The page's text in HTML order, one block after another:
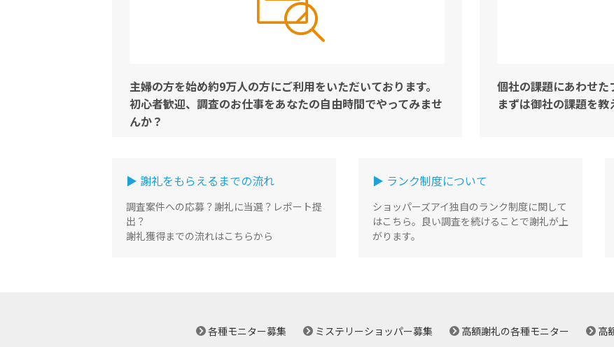
主婦の方を始め約9万人の方にご利用をいただいております。
初心者歓迎、調査のお仕事をあなたの自由時間でやってみませ
んか？
個社の課題にあわせた
まずは御社の課題を教
▶ 謝礼をもらえるまでの流れ
調査案件への応募？謝礼に当選？レポート提
出？
謝礼獲得までの流れはこちらから
▶ ランク制度について
ショッパーズアイ独自のランク制度に関して
はこちら。良い調査を続けることで謝礼が上
がります。
各種モニター募集 ミステリーショッパー募集 高額謝礼の各種モニター 高